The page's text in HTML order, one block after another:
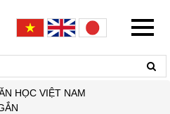
HỌC VIỆT NAM